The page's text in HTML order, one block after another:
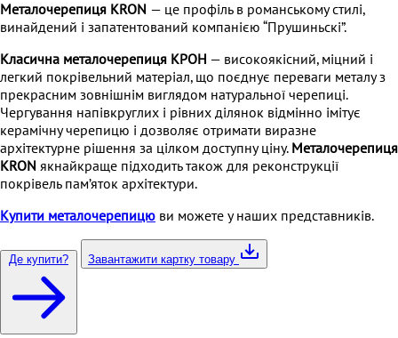
Металочерепиця KRON — це профіль в романському стилі,
винайдений і запатентований компанією “Прушиньскі”.
Класична металочерепиця КРОН — високоякісний, міцний і
легкий покрівельний матеріал, що поєднує переваги металу з
прекрасним зовнішнім виглядом натуральної черепиці.
Чергування напівкруглих і рівних ділянок відмінно імітує
керамічну черепицю і дозволяє отримати виразне
архітектурне рішення за цілком доступну ціну. Металочерепиця
KRON якнайкраще підходить також для реконструкції
покрівель пам’яток архітектури.
Купити металочерепицю ви можете у наших представників.
Де купити? Завантажити картку товару